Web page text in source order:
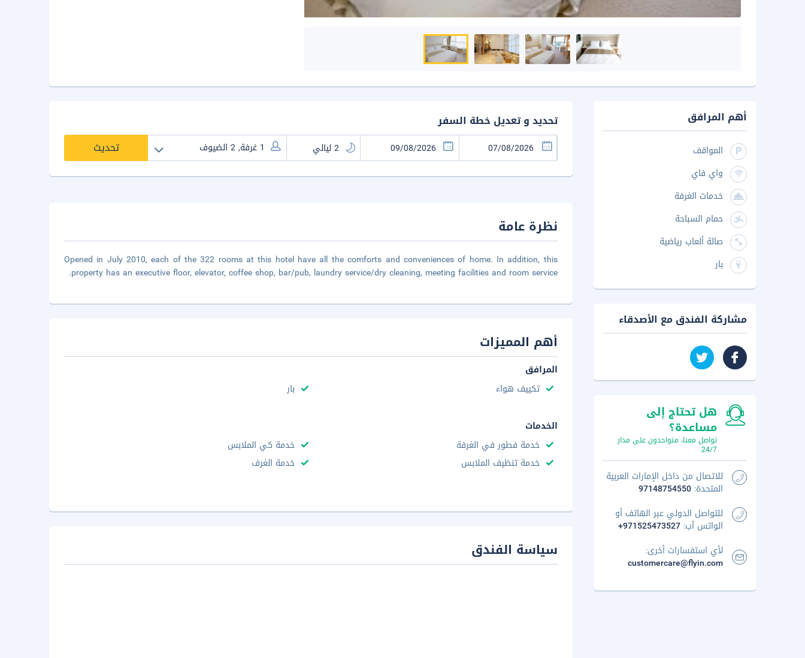
تحديد و تعديل خطة السفر
تحديث
نظرة عامة
Opened in July 2010, each of the 322 rooms at this hotel have all the comforts and conveniences of home. In addition, this
property has an executive floor, elevator, coffee shop, bar/pub, laundry service/dry cleaning, meeting facilities and room service.
أهم المميزات
المرافق
تكييف هواء
بار
الخدمات
خدمة فطور في الغرفة
خدمة كي الملابس
خدمة تنظيف الملابس
خدمة الغرف
سياسة الفندق
أهم المرافق
المواقف
واي فاي
خدمات الغرفة
حمام السباحة
صالة ألعاب رياضية
بار
مشاركة الفندق مع الأصدقاء
هل تحتاج إلى
مساعدة؟
تواصل معنا، متواجدون على مدار
24/7
للاتصال من داخل الإمارات العربية
المتحدة: 97148754550
للتواصل الدولي عبر الهاتف أو
الواتس آب: +971525473527
لأي استفسارات أخرى:
customercare@flyin.com